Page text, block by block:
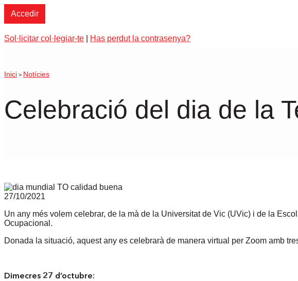
Sol·licitar col·legiar-te Has perdut la contrasenya?
Inici > Notícies
Celebració del dia de la
27/10/2021
Un any més volem celebrar, de la mà de la Universitat de Vic (UVic) i de la
Ocupacional.
Donada la situació, aquest any es celebrarà de manera virtual per Zoom amb
Dimecres 27 d’octubre: